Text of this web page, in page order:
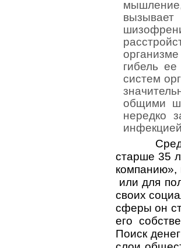
гибель
систем
общими
нередко
старше 35
компанию»,
или для
своих
сферы он
его
Поиск